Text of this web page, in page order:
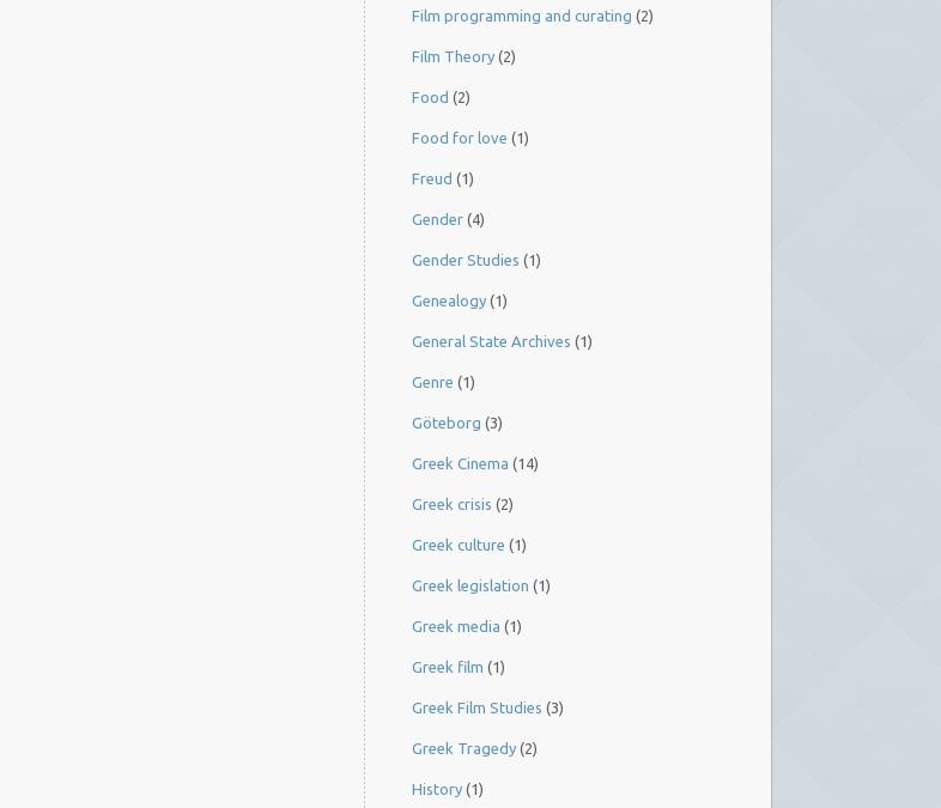
Film programming and curating (2)
Film Theory (2)
Food (2)
Food for love (1)
Freud (1)
Gender (4)
Gender Studies (1)
Genealogy (1)
General State Archives (1)
Genre (1)
Göteborg (3)
Greek Cinema (14)
Greek crisis (2)
Greek culture (1)
Greek legislation (1)
Greek media (1)
Greek film (1)
Greek Film Studies (3)
Greek Tragedy (2)
History (1)